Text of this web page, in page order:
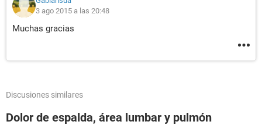
3 ago 2015 a las 20:48
Muchas gracias
Discusiones similares
Dolor de espalda, área lumbar y pulmón